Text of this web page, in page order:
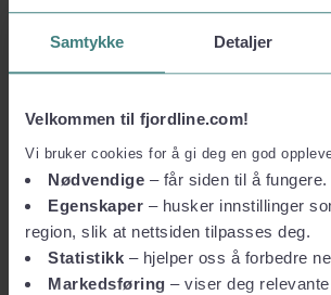
Samtykke Detaljer
Velkommen til fjordline.com!
Vi bruker cookies for å gi deg en god
Nødvendige – får siden til å fungere.
Egenskaper – husker innstillinger
region, slik at nettsiden tilpasses deg.
Statistikk – hjelper oss å forbedre
Markedsføring – viser deg